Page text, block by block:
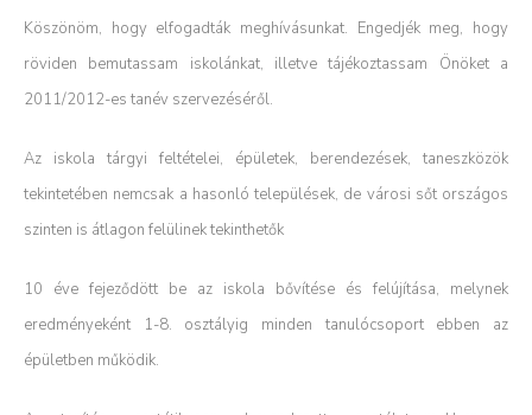
Köszönöm, hogy elfogadták meghívásunkat. Engedjék meg, hogy
röviden bemutassam iskolánkat, illetve tájékoztassam Önöket a
2011/2012-es tanév szervezéséről.
Az iskola tárgyi feltételei, épületek, berendezések, taneszközök
tekintetében nemcsak a hasonló települések, de városi sőt országos
szinten is átlagon felülinek tekinthetők
10 éve fejeződött be az iskola bővítése és felújítása, melynek
eredményeként 1-8. osztályig minden tanulócsoport ebben az
épületben működik.